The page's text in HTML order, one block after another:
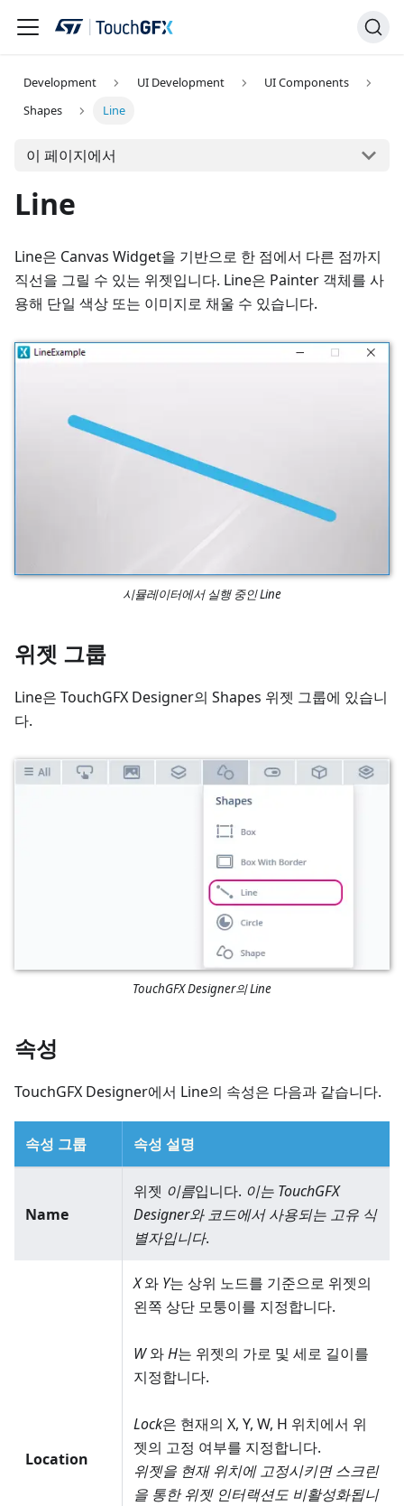
Development UI Development
UI Components
Shapes
Line
이 페이지에서
Line
Line은 Canvas Widget을 기반으로 한 점에서 다른 점까지
직선을 그릴 수 있는 위젯입니다. Line은 Painter 객체를 사
용해 단일 색상 또는 이미지로 채울 수 있습니다.
시뮬레이터에서 실행 중인 Line
위젯 그룹
Line은 TouchGFX Designer의 Shapes 위젯 그룹에 있습니
다.
TouchGFX Designer의 Line
속성
TouchGFX Designer에서 Line의 속성은 다음과 같습니다.
속성 그룹 속성 설명
Name
위젯 이름입니다. 이는 TouchGFX
Designer와 코드에서 사용되는 고유 식
별자입니다.
Location
X와 Y는 상위 노드를 기준으로 위젯의
왼쪽 상단 모퉁이를 지정합니다.
W와H는 위젯의 가로 및 세로 길이를
지정합니다.
Lock은 현재의 X, Y, W, H 위치에서 위
젯의 고정 여부를 지정합니다.
위젯을 현재 위치에 고정시키면 스크린
을 통한 위젯 인터랙션도 비활성화됩니